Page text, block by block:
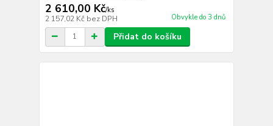
2 610,00 Kč/ks
2 157,02 Kč bez DPH Obvykle do 3 dnů
Přidat do košíku